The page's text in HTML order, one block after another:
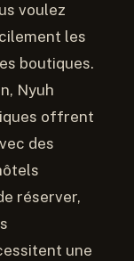
voulez
les
boutiques.
Nyuh
offrent
des
réserver,
une